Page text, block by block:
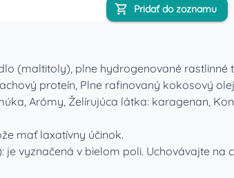
Pridať do zoznamu
(maltitoly), plne hydrogenované
proteín, Plne rafinovaný kokosový
Arómy, Želírujúca látka: karagenan,
mať laxatívny účinok.
vyznačená v bielom poli. Uchovávajte na